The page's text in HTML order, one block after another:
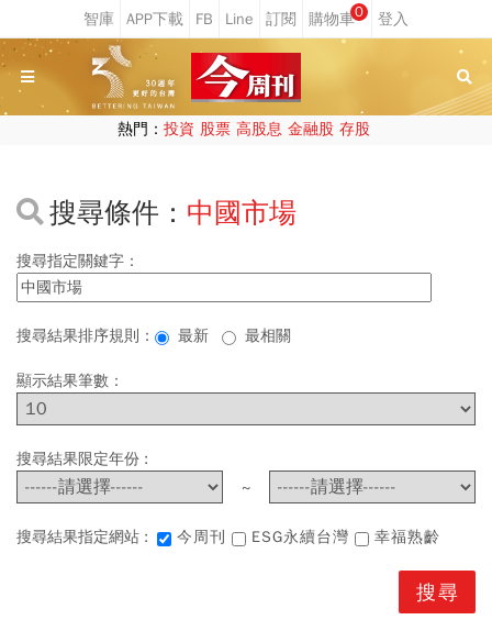
0
熱門： 投資 股票 高股息 金融股 存股
搜尋條件： 中國市場
搜尋指定關鍵字：
搜尋結果排序規則： 最新 最相關
顯示結果筆數：
搜尋結果限定年份 :
~
搜尋結果指定網站 : 今周刊 ESG永續台灣 幸福熟齡